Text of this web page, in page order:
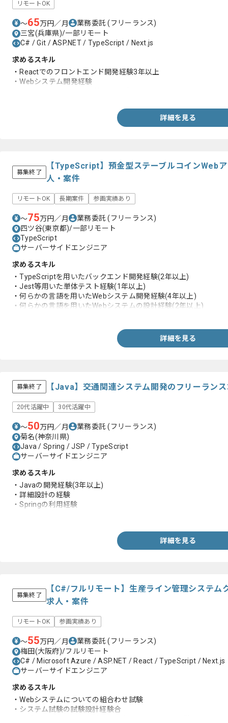
リモートOK
〜65万円／月 業務委託(フリーランス)
三宮(兵庫県)/一部リモート
C# / Git / ASP.NET / TypeScript / Next.js
求めるスキル
・Reactでのフロントエンド開発経験3年以上
・Webシステム開発経験
詳細を見る
募集終了
【TypeScript】預金型ステーブルコインWeb
人・案件
リモートOK 長期案件 参画実績あり
〜75万円／月 業務委託(フリーランス)
四ツ谷(東京都)/一部リモート
TypeScript
サーバーサイドエンジニア
求めるスキル
・TypeScriptを用いたバックエンド開発経験(2年以上)
・Jest等用いた単体テスト経験(1年以上)
・何らかの言語を用いたWebシステム開発経験(4年以上)
・何らかの言語を用いたWebシステムの設計経験(2年以上)
詳細を見る
募集終了 【Java】交通関連システム開発のフリーラン
20代活躍中 30代活躍中
〜50万円／月 業務委託(フリーランス)
菊名(神奈川県)
Java / Spring / JSP / TypeScript
サーバーサイドエンジニア
求めるスキル
・Javaの開発経験(3年以上)
・詳細設計の経験
・Springの利用経験
詳細を見る
募集終了
【C#/フルリモート】生産ライン管理システム
求人・案件
リモートOK 参画実績あり
〜55万円／月 業務委託(フリーランス)
梅田(大阪府)/フルリモート
C# / Microsoft Azure / ASP.NET / React / TypeScript / Next.js
サーバーサイドエンジニア
求めるスキル
・Webシステムについての組合わせ試験
・システム試験の試験設計経験合